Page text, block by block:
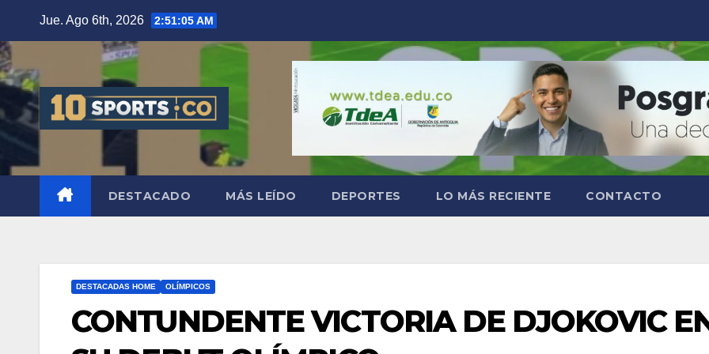
Jue. Ago 6th, 2026 2:51:05 AM
DESTACADO MÁS LEÍDO DEPORTES LO MÁS RECIENTE CONTACTO
DESTACADAS HOME OLÍMPICOS
CONTUNDENTE VICTORIA DE DJOKOVIC